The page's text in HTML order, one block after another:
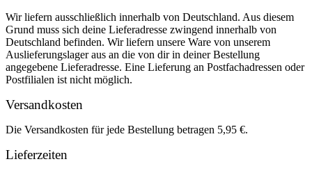
Wir liefern ausschließlich innerhalb von Deutschland. Aus diesem
Grund muss sich deine Lieferadresse zwingend innerhalb von
Deutschland befinden. Wir liefern unsere Ware von unserem
Auslieferungslager aus an die von dir in deiner Bestellung
angegebene Lieferadresse. Eine Lieferung an Postfachadressen oder
Postfilialen ist nicht möglich.
Versandkosten
Die Versandkosten für jede Bestellung betragen 5,95 €.
Lieferzeiten